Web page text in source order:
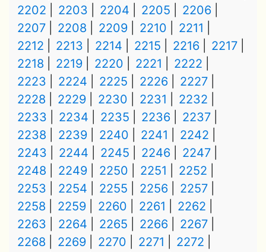
2202
2203 2204 2205
2206
2207
2208 2209 2210
2211
2212
2213 2214 2215 2216
2217
2218
2219 2220 2221
2222
2223
2224 2225 2226
2227
2228
2229 2230 2231
2232
2233
2234 2235 2236
2237
2238
2239 2240 2241
2242
2243
2244 2245 2246
2247
2248
2249 2250 2251
2252
2253
2254 2255 2256
2257
2258
2259 2260 2261
2262
2263
2264 2265 2266
2267
2268
2269 2270 2271
2272